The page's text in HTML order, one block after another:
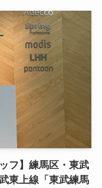
フ】練馬区・東武
東上線「東武練馬